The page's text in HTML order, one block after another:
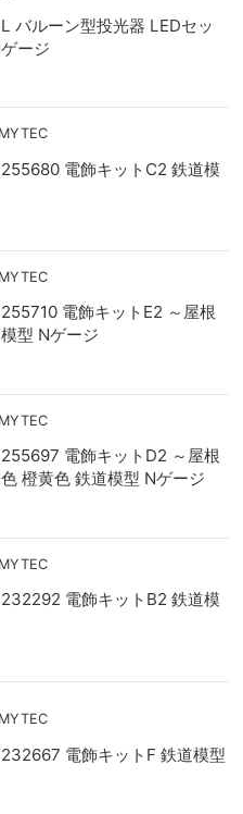
バルーン型投光器 LEDセッ
ゲージ
255680 電飾キットC2 鉄道模
電飾キットE2 ～屋根
型 Nゲージ
255697 電飾キットD2 ～屋根
橙黄色 鉄道模型 Nゲージ
232292 電飾キットB2 鉄道模
232667 電飾キットF 鉄道模型